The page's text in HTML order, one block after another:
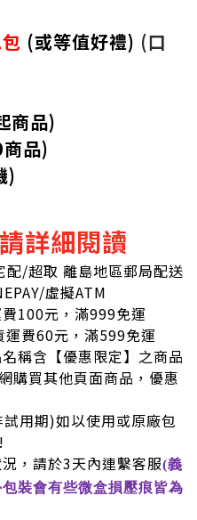
(或等值好禮) (口
商品)
品)
)
詳細閱讀
配/超取 離島地區郵局配送
虛擬ATM
100元，滿999免運
，滿599免運
稱含【優惠限定】之商品
購買其他頁面商品，優惠
用期)如以使用或原廠包
，請於3天內連繫客服(義
裝會有些微盒損壓痕皆為